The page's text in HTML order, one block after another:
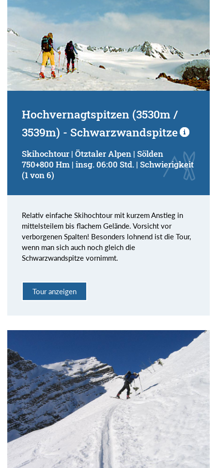
Hochvernagtspitzen (3530m /
3539m) - Schwarzwandspitze
Skihochtour | Ötztaler Alpen | Sölden
750+800 Hm | insg. 06:00 Std. | Schwierigkeit
(1 von 6)
Relativ einfache Skihochtour mit kurzem Anstieg in
mittelsteilem bis flachem Gelände. Vorsicht vor
verborgenen Spalten! Besonders lohnend ist die Tour,
wenn man sich auch noch gleich die
Schwarzwandspitze vornimmt.
Tour anzeigen